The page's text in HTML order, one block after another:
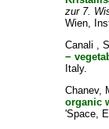
zur 7.
Wien,
Canali ,
−
Italy.
Chanev,
organic
'Space,